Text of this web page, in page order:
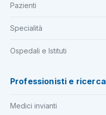
Pazienti
Specialità
Ospedali e Istituti
Professionisti e ricerca
Medici invianti